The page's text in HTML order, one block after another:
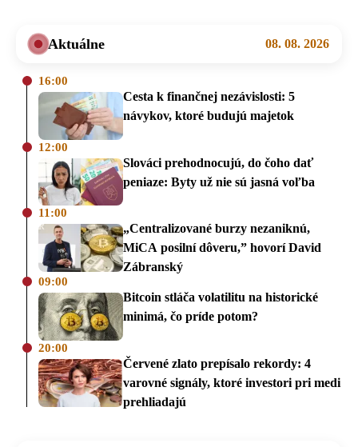
Aktuálne 08. 08. 2026
16:00
Cesta k finančnej nezávislosti: 5
návykov, ktoré budujú majetok
12:00
Slováci prehodnocujú, do čoho dať
peniaze: Byty už nie sú jasná voľba
11:00
„Centralizované burzy nezaniknú,
MiCA posilní dôveru,” hovorí David
Zábranský
09:00
Bitcoin stláča volatilitu na historické
minimá, čo príde potom?
20:00
Červené zlato prepísalo rekordy: 4
varovné signály, ktoré investori pri medi
prehliadajú